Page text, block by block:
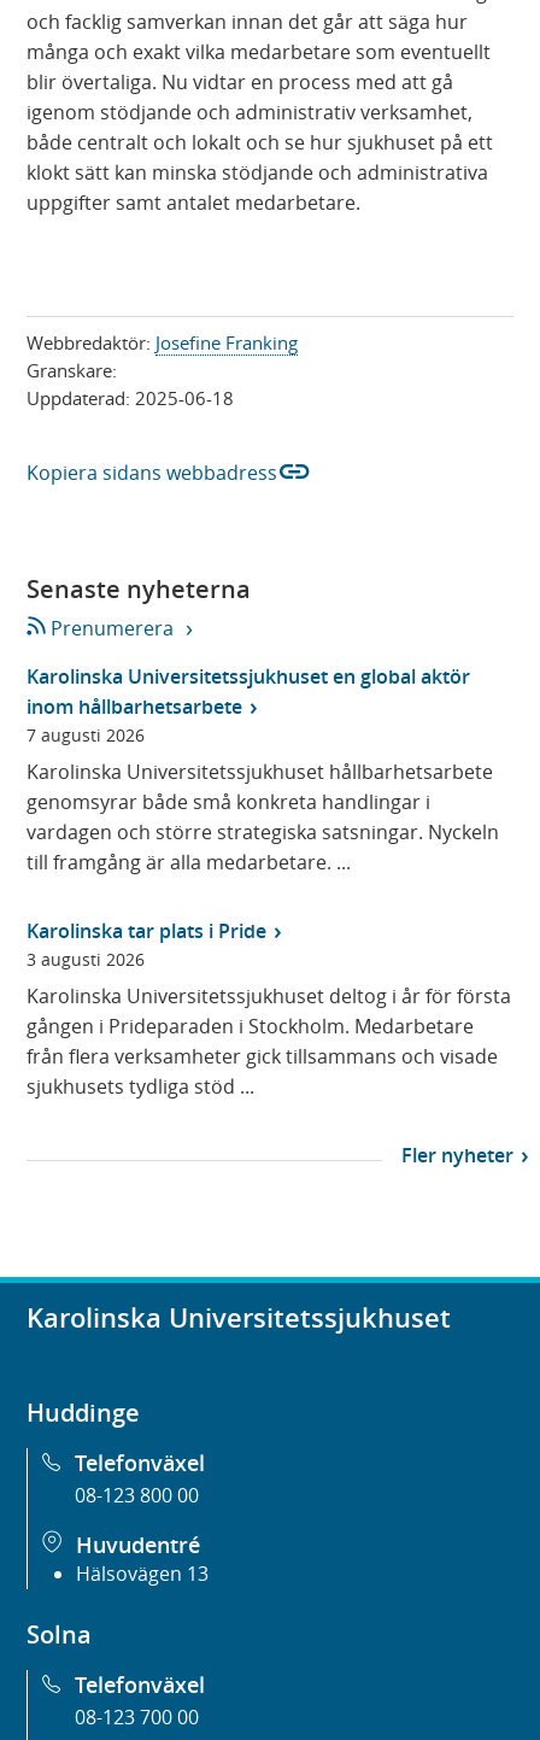
och facklig samverkan innan det går att säga hur
många och exakt vilka medarbetare som eventuellt
blir övertaliga. Nu vidtar en process med att gå
igenom stödjande och administrativ verksamhet,
både centralt och lokalt och se hur sjukhuset på ett
klokt sätt kan minska stödjande och administrativa
uppgifter samt antalet medarbetare.
Webbredaktör: Josefine Franking
Granskare:
Uppdaterad:2025-06-18
Kopiera sidans webbadresslink
Senaste nyheterna
Prenumerera
Karolinska Universitetssjukhuset en global aktör
inom hållbarhetsarbete
7 augusti 2026
Karolinska Universitetssjukhuset hållbarhetsarbete
genomsyrar både små konkreta handlingar i
vardagen och större strategiska satsningar. Nyckeln
till framgång är alla medarbetare. ...
Karolinska tar plats i Pride
3 augusti 2026
Karolinska Universitetssjukhuset deltog i år för första
gången i Prideparaden i Stockholm. Medarbetare
från flera verksamheter gick tillsammans och visade
sjukhusets tydliga stöd ...
Fler nyheter
Karolinska Universitetssjukhuset
Huddinge
Telefonväxel
08-123 800 00
Huvudentré
Hälsovägen 13
Solna
Telefonväxel
08-123 700 00